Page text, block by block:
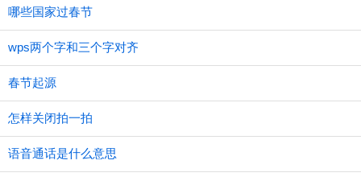
哪些国家过春节
wps两个字和三个字对齐
春节起源
怎样关闭拍一拍
语音通话是什么意思